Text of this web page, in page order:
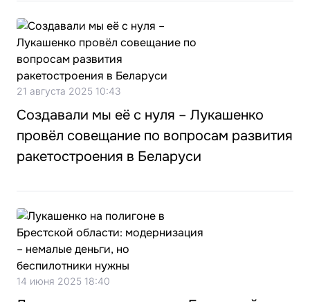
21 августа 2025 10:43
Создавали мы её с нуля – Лукашенко
провёл совещание по вопросам развития
ракетостроения в Беларуси
14 июня 2025 18:40